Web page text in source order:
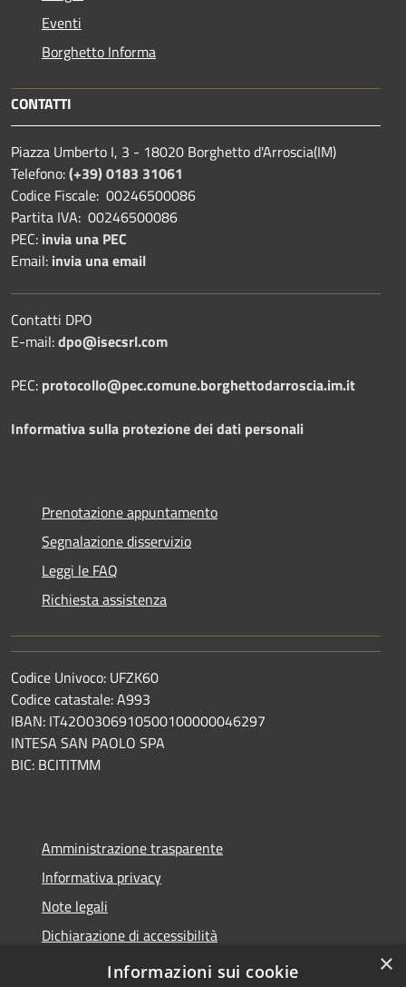
Eventi
Borghetto Informa
CONTATTI
Piazza Umberto I, 3 - 18020 Borghetto d'Arroscia(IM)
Telefono:(+39) 0183 31061
Codice Fiscale: 00246500086
Partita IVA: 00246500086
PEC: invia una PEC
Email: invia una email
Contatti DPO
E-mail:dpo@isecsrl.com
PEC: protocollo@pec.comune.borghettodarroscia.im.it
Informativa sulla protezione dei dati personali
Prenotazione appuntamento
Segnalazione disservizio
Leggi le FAQ
Richiesta assistenza
Codice Univoco: UFZK60
Codice catastale: A993
IBAN: IT42O0306910500100000046297
INTESA SAN PAOLO SPA
BIC: BCITITMM
Amministrazione trasparente
Informativa privacy
Note legali
Dichiarazione di accessibilità
Meccanismo di feedback
×
Informazioni sui cookie